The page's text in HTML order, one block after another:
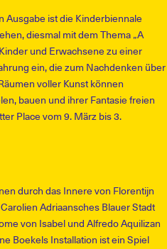
Ausgabe ist die Kinderbiennale
diesmal mit dem Thema „A
und Erwachsene zu einer
ein, die zum Nachdenken über
voller Kunst können
bauen und ihrer Fantasie freien
Place vom 9. März bis 3.
durch das Innere von Florentijn
Adriaansches Blauer Stadt
von Isabel und Alfredo Aquilizan
Boekels Installation ist ein Spiel